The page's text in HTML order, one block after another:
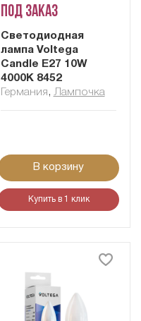
Под заказ
Светодиодная
лампа Voltega
Candle E27 10W
4000K 8452
Германия , Лампочка
В корзину
Купить в 1 клик